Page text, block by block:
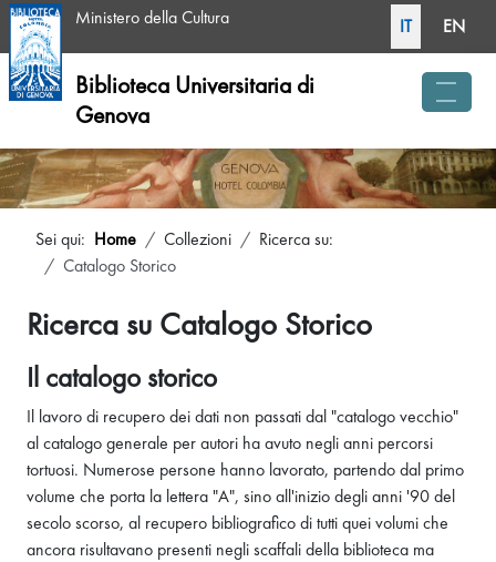
Ministero della Cultura Seleziona la tua
IT EN
Biblioteca Universitaria di
Genova
menu
Sei qui: Home Collezioni
Ricerca su:
Catalogo Storico
Ricerca su Catalogo Storico
Il catalogo storico
Il lavoro di recupero dei dati non passati dal "catalogo vecchio"
al catalogo generale per autori ha avuto negli anni percorsi
tortuosi. Numerose persone hanno lavorato, partendo dal primo
volume che porta la lettera "A", sino all'inizio degli anni '90 del
secolo scorso, al recupero bibliografico di tutti quei volumi che
ancora risultavano presenti negli scaffali della biblioteca ma